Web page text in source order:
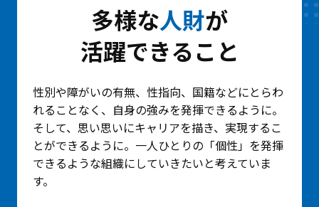
多様な人財が
活躍できること
性別や障がいの有無、性指向、国籍などにとらわ
れることなく、自身の強みを発揮できるように。
そして、思い思いにキャリアを描き、実現するこ
とができるように。一人ひとりの「個性」を発揮
できるような組織にしていきたいと考えていま
す。